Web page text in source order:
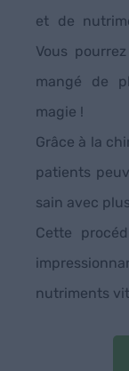
et de
Vous
mangé de
magie !
Grâce à la
patients
sain avec
Cette
nutriments